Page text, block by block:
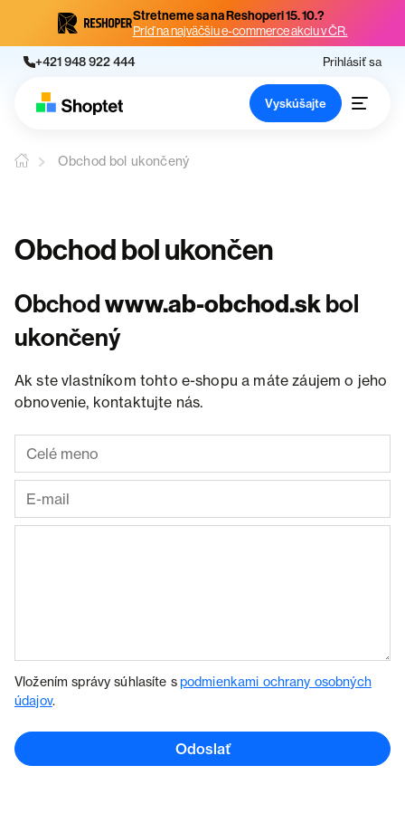
Stretneme sa na Reshoperi 15. 10.?
Príď na najväčšiu e-commerce akciu v ČR.
+421 948 922 444 Prihlásiť sa
Vyskúšajte
Obchod bol ukončený
Obchod bol ukončen
Obchodwww.ab-obchod.skbol
ukončený
Ak ste vlastníkom tohto e-shopu a máte záujem o jeho
obnovenie, kontaktujte nás.
Vložením správy súhlasíte spodmienkami ochrany osobných
údajov.
Odoslať